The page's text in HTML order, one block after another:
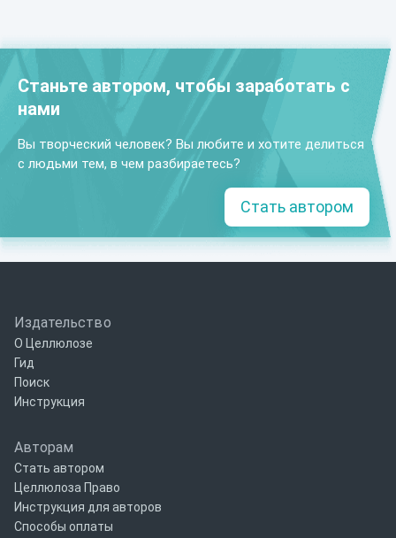
Станьте автором, чтобы заработать с
нами
Вы творческий человек? Вы любите и хотите делиться
с людьми тем, в чем разбираетесь?
Стать автором
Издательство
О Целлюлозе
Гид
Поиск
Инструкция
Авторам
Стать автором
Целлюлоза Право
Инструкция для авторов
Способы оплаты